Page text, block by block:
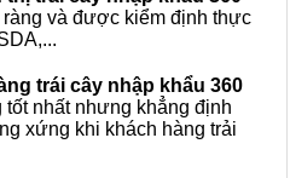
và được kiểm định thực
trái cây nhập khẩu 360
tốt nhất nhưng khẳng định
xứng khi khách hàng trải